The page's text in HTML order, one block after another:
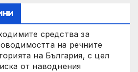
средства за
на речните
на България, с цел
от наводнения